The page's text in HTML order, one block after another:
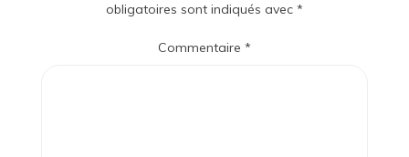
obligatoires sont indiqués avec *
Commentaire *